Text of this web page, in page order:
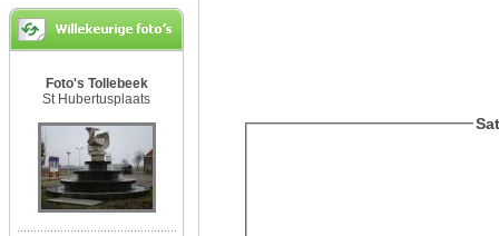
Foto's Tollebeek
St Hubertusplaats